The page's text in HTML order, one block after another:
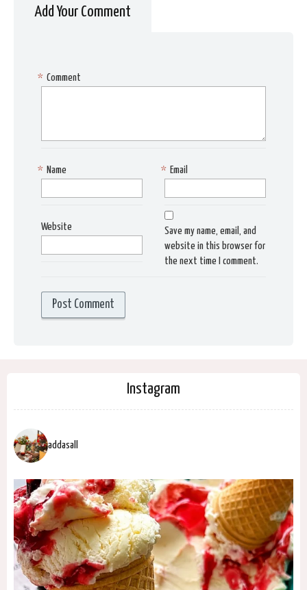
Add Your Comment
Comment
*
Name
* Email
*
Website
Save my name, email, and
website in this browser for
the next time I comment.
Instagram
addasall